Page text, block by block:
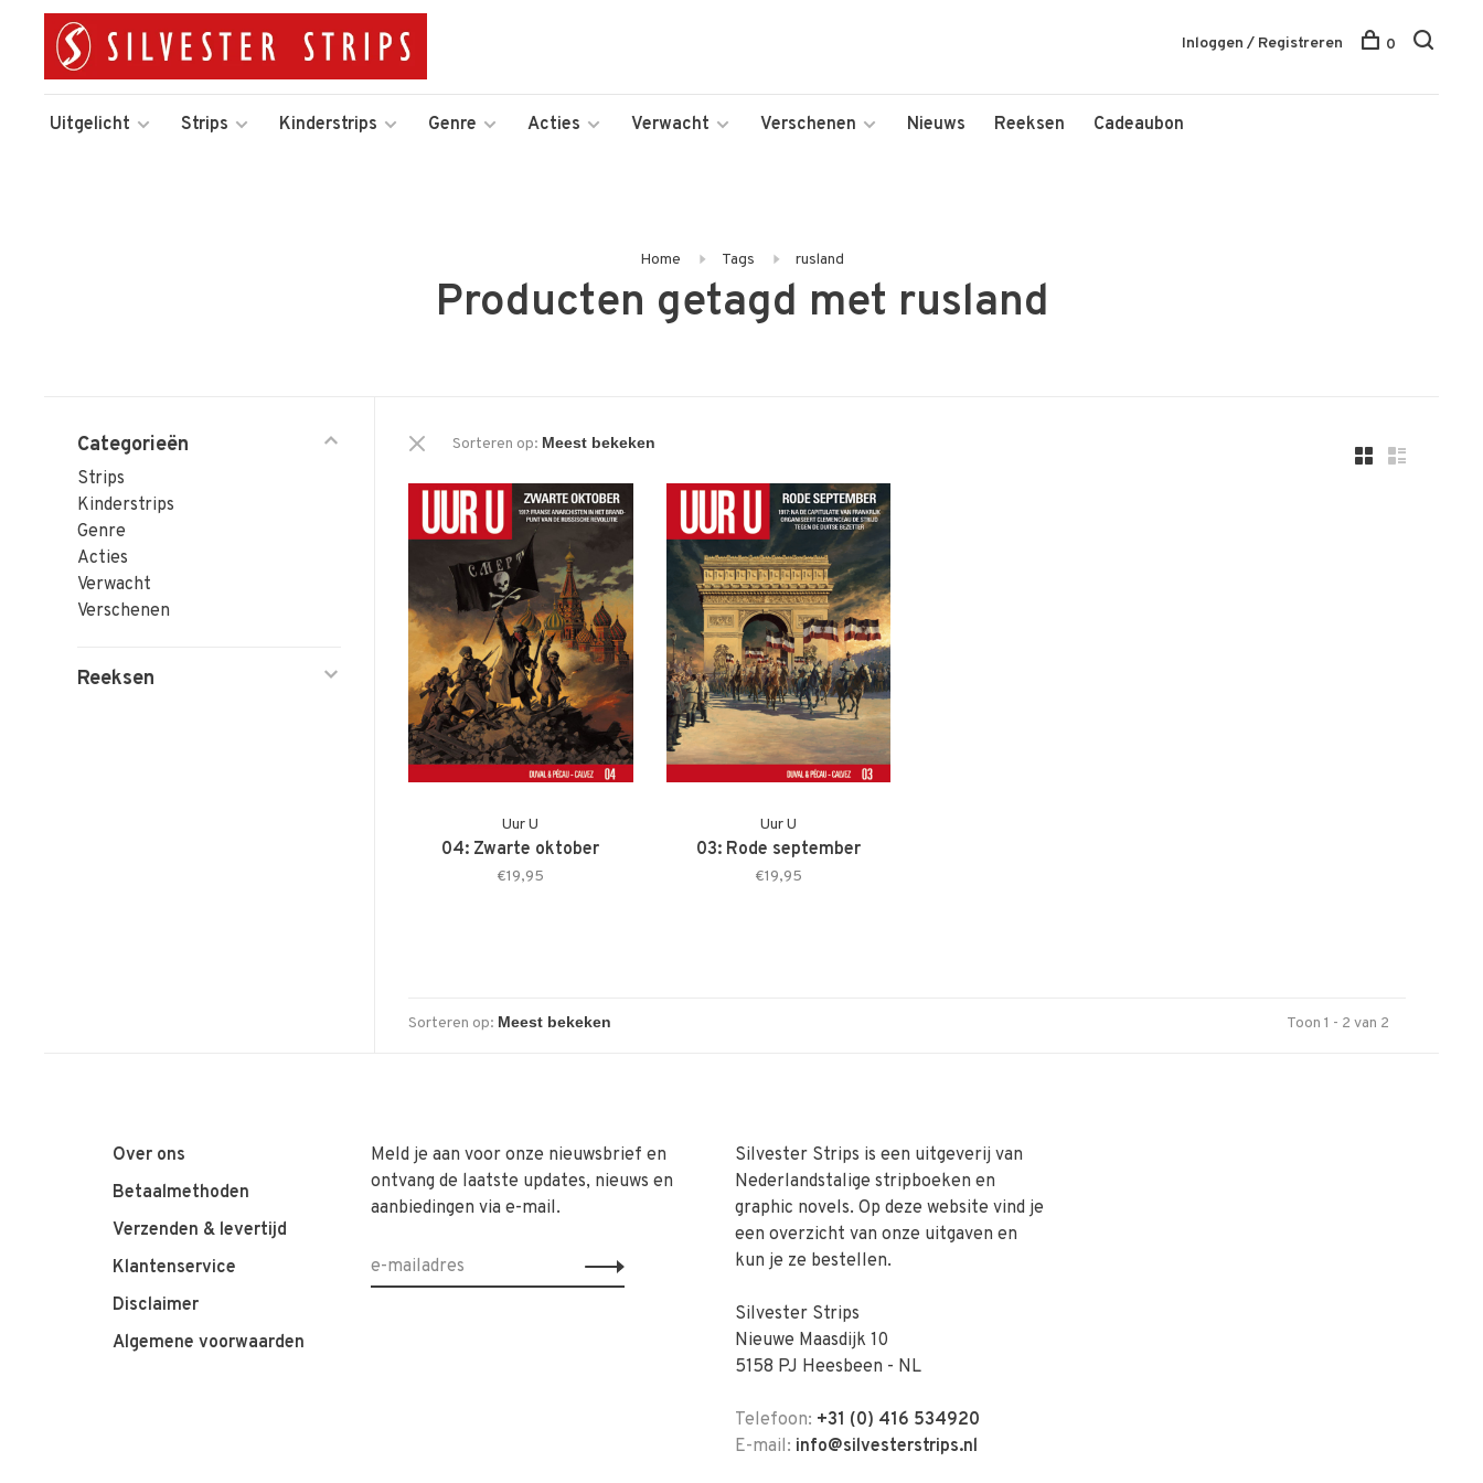
Uitgelicht Strips Kinderstrips Genre Acties Verwacht Verschenen Nieuws Reeksen Cadeaubon
Inloggen / Registreren 0
Home Tags rusland
Producten getagd met rusland
Categorieën
Strips
Kinderstrips
Genre
Acties
Verwacht
Verschenen
Reeksen
Sorteren op:
Uur U
04: Zwarte oktober
€19,95
Uur U
03: Rode september
€19,95
Sorteren op: Toon 1 - 2 van 2
Over ons
Betaalmethoden
Verzenden & levertijd
Klantenservice
Disclaimer
Algemene voorwaarden
Meld je aan voor onze nieuwsbrief en
ontvang de laatste updates, nieuws en
aanbiedingen via e-mail.
Silvester Strips is een uitgeverij van
Nederlandstalige stripboeken en
graphic novels. Op deze website vind je
een overzicht van onze uitgaven en
kun je ze bestellen.
Silvester Strips
Nieuwe Maasdijk 10
5158 PJ Heesbeen - NL
Telefoon: +31 (0) 416 534920
E-mail: info@silvesterstrips.nl